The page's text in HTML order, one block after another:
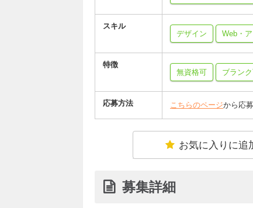
スキル
デザイン
Web・
特徴
無資格可
ブラン
応募方法 こちらのページから応
お気に入りに追
募集詳細